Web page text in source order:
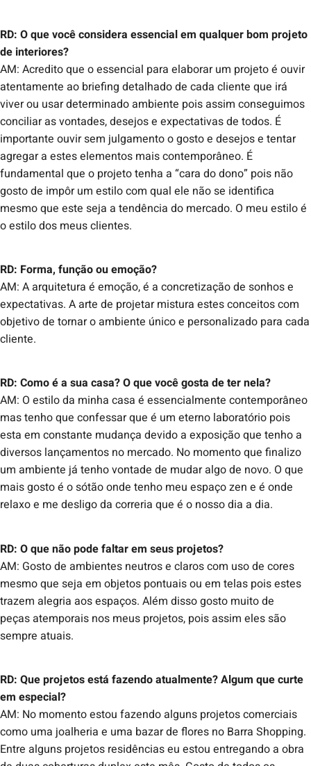
RD: O que você considera essencial em qualquer bom projeto
de interiores?
AM: Acredito que o essencial para elaborar um projeto é ouvir
atentamente ao briefing detalhado de cada cliente que irá
viver ou usar determinado ambiente pois assim conseguimos
conciliar as vontades, desejos e expectativas de todos. É
importante ouvir sem julgamento o gosto e desejos e tentar
agregar a estes elementos mais contemporâneo. É
fundamental que o projeto tenha a “cara do dono” pois não
gosto de impôr um estilo com qual ele não se identifica
mesmo que este seja a tendência do mercado. O meu estilo é
o estilo dos meus clientes.
RD: Forma, função ou emoção?
AM: A arquitetura é emoção, é a concretização de sonhos e
expectativas. A arte de projetar mistura estes conceitos com
objetivo de tornar o ambiente único e personalizado para cada
cliente.
RD: Como é a sua casa? O que você gosta de ter nela?
AM: O estilo da minha casa é essencialmente contemporâneo
mas tenho que confessar que é um eterno laboratório pois
esta em constante mudança devido a exposição que tenho a
diversos lançamentos no mercado. No momento que finalizo
um ambiente já tenho vontade de mudar algo de novo. O que
mais gosto é o sótão onde tenho meu espaço zen e é onde
relaxo e me desligo da correria que é o nosso dia a dia.
RD: O que não pode faltar em seus projetos?
AM: Gosto de ambientes neutros e claros com uso de cores
mesmo que seja em objetos pontuais ou em telas pois estes
trazem alegria aos espaços. Além disso gosto muito de
peças atemporais nos meus projetos, pois assim eles são
sempre atuais.
RD: Que projetos está fazendo atualmente? Algum que curte
em especial?
AM: No momento estou fazendo alguns projetos comerciais
como uma joalheria e uma bazar de flores no Barra Shopping.
Entre alguns projetos residências eu estou entregando a obra